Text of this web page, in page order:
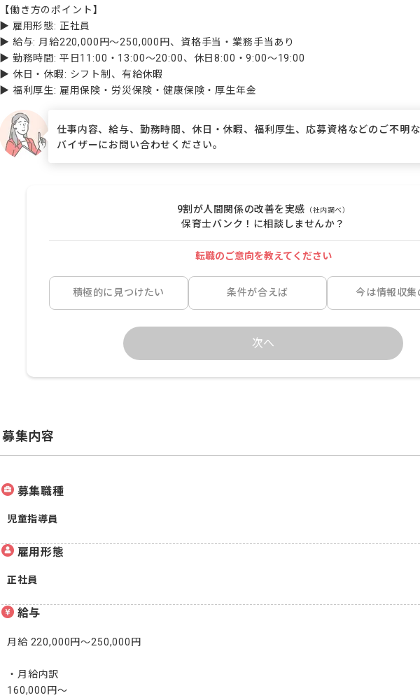
【働き方のポイント】
▶ 雇用形態: 正社員
▶ 給与: 月給220,000円〜250,000円、資格手当・業務手当あり
▶ 勤務時間: 平日11:00・13:00〜20:00、休日8:00・9:00〜19:00
▶ 休日・休暇: シフト制、有給休暇
▶ 福利厚生: 雇用保険・労災保険・健康保険・厚生年金
仕事内容、給与、勤務時間、休日・休暇、福利厚生、応募資格などのご不明
バイザーにお問い合わせください。
9割が人間関係の改善を実感 （社内調べ）
保育士バンク！に相談しませんか？
転職のご意向を教えてください
積極的に見つけたい 条件が合えば 今は情報収集
次へ
募集内容
募集職種
児童指導員
雇用形態
正社員
給与
月給 220,000円〜250,000円
・月給内訳
160,000円〜